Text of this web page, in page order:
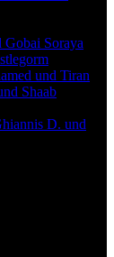
Gobai Soraya
und Tiran
Shaab
D. und